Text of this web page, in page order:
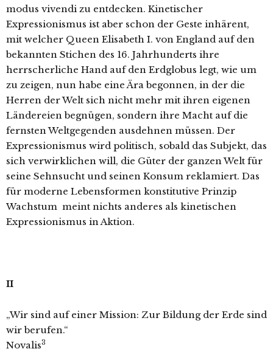
modus vivendi zu entdecken. Kinetischer
Expressionismus ist aber schon der Geste inhärent,
mit welcher Queen Elisabeth I. von England auf den
bekannten Stichen des 16. Jahrhunderts ihre
herrscherliche Hand auf den Erdglobus legt, wie um
zu zeigen, nun habe eine Ära begonnen, in der die
Herren der Welt sich nicht mehr mit ihren eigenen
Ländereien begnügen, sondern ihre Macht auf die
fernsten Weltgegenden ausdehnen müssen. Der
Expressionismus wird politisch, sobald das Subjekt, das
sich verwirklichen will, die Güter der ganzen Welt für
seine Sehnsucht und seinen Konsum reklamiert. Das
für moderne Lebensformen konstitutive Prinzip
Wachstum meint nichts anderes als kinetischen
Expressionismus in Aktion.
II
„Wir sind auf einer Mission: Zur Bildung der Erde sind
wir berufen.“
Novalis3